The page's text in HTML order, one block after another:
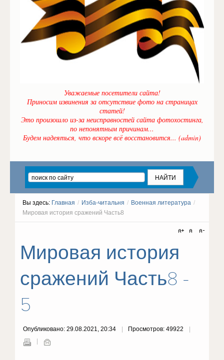
Уважаемые посетители сайта!
Приносим извинения за отсутствие фото на страницах
статей!
Это произошло из-за неисправностей сайта фотохостинга,
по непонятным причинам...
Будем надеяться, что вскоре всё восстановится... (admin)
Вы здесь: Главная / Изба-читальня / Военная литература /
Мировая история сражений Часть8
Мировая история
сражений Часть8 -
5
Опубликовано: 29.08.2021, 20:34 Просмотров: 49922